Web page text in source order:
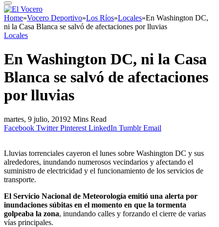
Home»Vocero Deportivo»Los Ríos»Locales»En Washington DC,
ni la Casa Blanca se salvó de afectaciones por lluvias
Locales
En Washington DC, ni la Casa
Blanca se salvó de afectaciones
por lluvias
martes, 9 julio, 20192 Mins Read
Facebook Twitter Pinterest LinkedIn Tumblr Email
Lluvias torrenciales cayeron el lunes sobre Washington DC y sus
alrededores, inundando numerosos vecindarios y afectando el
suministro de electricidad y el funcionamiento de los servicios de
transporte.
El Servicio Nacional de Meteorología emitió una alerta por
inundaciones súbitas en el momento en que la tormenta
golpeaba la zona, inundando calles y forzando el cierre de varias
vías principales.